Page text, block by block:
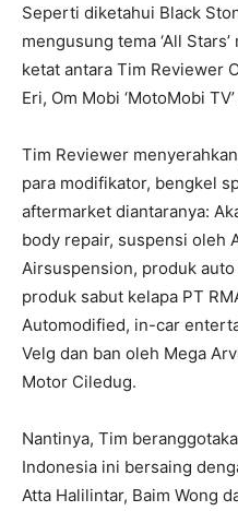
Seperti diketahui Black
mengusung tema ‘All
ketat antara Tim Reviewer
Eri, Om Mobi ‘MotoMobi
Tim Reviewer
para modifikator, bengkel
aftermarket diantaranya:
body repair, suspensi oleh
Airsuspension, produk
produk sabut kelapa PT
Automodified, in-car
Velg dan ban oleh Mega
Motor Ciledug.
Nantinya, Tim
Indonesia ini bersaing
Atta Halilintar, Baim Wong